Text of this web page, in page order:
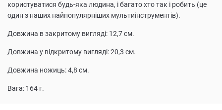
користуватися будь-яка людина, і багато хто так і робить (це
один з наших найпопулярніших мультиінструментів).
Довжина в закритому вигляді: 12,7 см.
Довжина у відкритому вигляді: 20,3 см.
Довжина ножиць: 4,8 см.
Вага: 164 г.